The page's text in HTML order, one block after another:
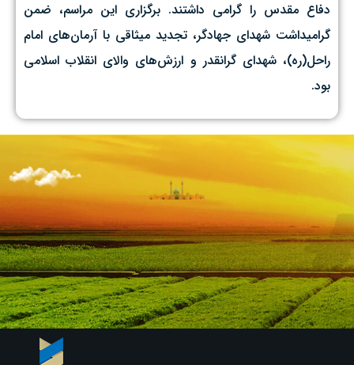
دفاع مقدس را گرامی داشتند. برگزاری این مراسم، ضمن
گرامیداشت شهدای جهادگر، تجدید میثاقی با آرمان‌های امام
راحل(ره)، شهدای گرانقدر و ارزش‌های والای انقلاب اسلامی
بود.